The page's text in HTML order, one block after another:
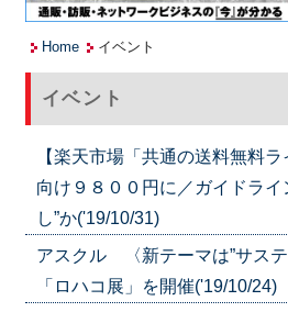
Home イベント
イベント
【楽天市場「共通の送料無料
向け９８００円に／ガイドライ
し”か('19/10/31)
アスクル 〈新テーマは”サス
「ロハコ展」を開催('19/10/24)